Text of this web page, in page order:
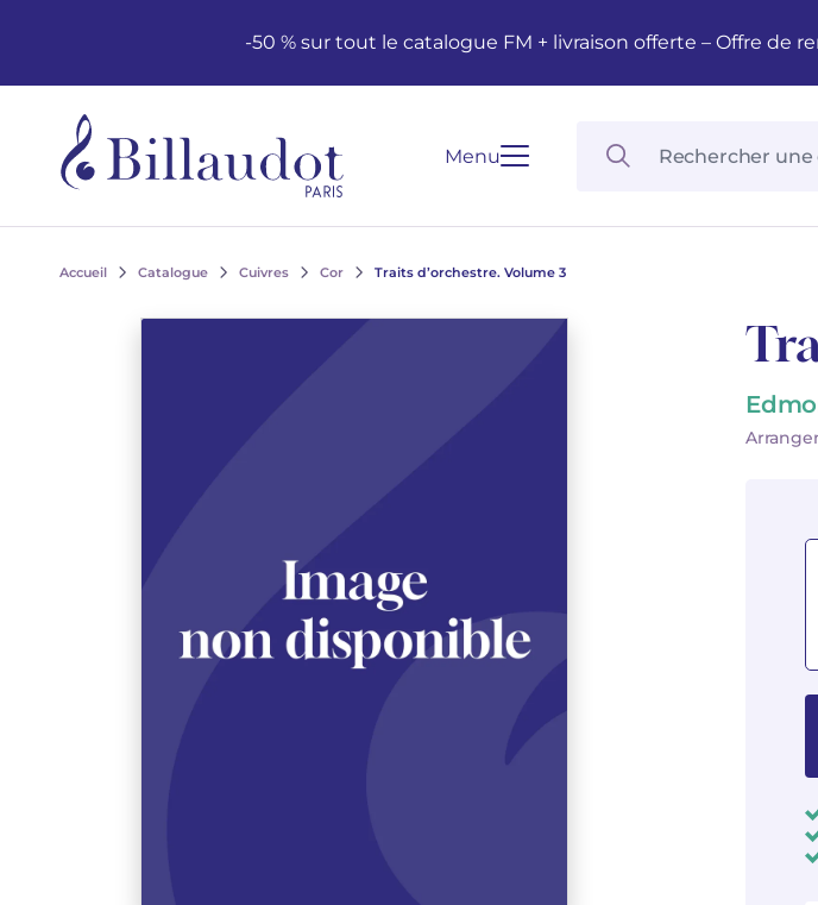
-50 % sur tout le catalogue FM + livraison offerte – Offre de
Menu
Accueil Catalogue Cuivres Cor Traits d’orchestre. Volume 3